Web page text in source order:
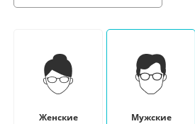
Женские Мужские